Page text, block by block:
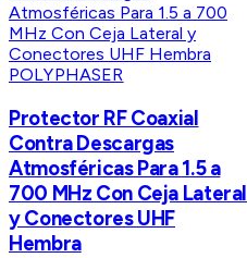
POLYPHASER
Protector RF Coaxial
Contra Descargas
Atmosféricas Para 1.5 a
700 MHz Con Ceja Lateral
y Conectores UHF
Hembra